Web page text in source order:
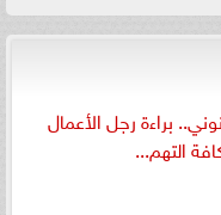
براءة رجل الأعمال
التهم...